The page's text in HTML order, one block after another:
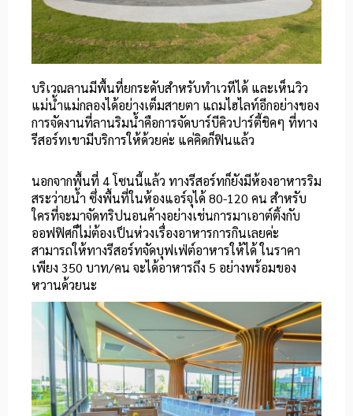
บริเวณลานมีพื้นที่ยกระดับสำหรับทำเวทีได้ และเห็นวิว
แม่น้ำแม่กลองได้อย่างเต็มสายตา แถมไฮไลท์อีกอย่างของ
การจัดงานที่ลานริมน้ำคือการจัดบาร์บีคิวปาร์ตี้ชิคๆ ที่ทาง
รีสอร์ทเขามีบริการให้ด้วยค่ะ แค่คิดก็ฟินแล้ว
นอกจากพื้นที่ 4 โซนนี้แล้ว ทางรีสอร์ทก็ยังมีห้องอาหารริม
สระว่ายน้ำ ซึ่งพื้นที่ในห้องแอร์จุได้ 80-120 คน สำหรับ
ใครที่จะมาจัดทริปนอนค้างอย่างเช่นการมาเอาต์ติ้งกับ
ออฟฟิศก็ไม่ต้องเป็นห่วงเรื่องอาหารการกินเลยค่ะ
สามารถให้ทางรีสอร์ทจัดบุฟเฟ่ต์อาหารให้ได้ ในราคา
เพียง 350 บาท/คน จะได้อาหารถึง 5 อย่างพร้อมของ
หวานด้วยนะ